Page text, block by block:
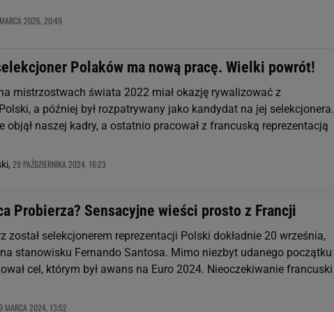
2026, 20:49
Polaków ma nową pracę. Wielki powrót!
mistrzostwach świata 2022 miał okazję rywalizować z
a później był rozpatrywany jako kandydat na jej selekcjonera.
objął naszej kadry, a ostatnio pracował z francuską reprezentacją
29 PAŹDZIERNIKA 2024, 16:23
Probierza? Sensacyjne wieści prosto z Francji
został selekcjonerem reprezentacji Polski dokładnie 20 września,
stanowisku Fernando Santosa. Mimo niezbyt udanego początku
cel, którym był awans na Euro 2024. Nieoczekiwanie francuski
MARCA 2024, 13:52